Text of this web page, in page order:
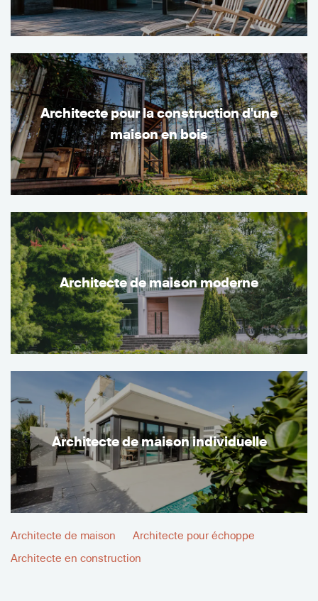
Architecte pour la construction d'une
maison en bois
Architecte de maison moderne
Architecte de maison individuelle
Architecte de maison
Architecte pour échoppe
Architecte en construction